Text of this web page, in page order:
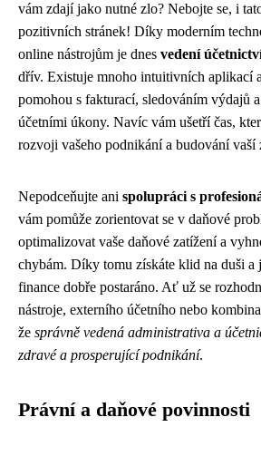
vám zdají jako nutné zlo? Nebojte se, i
pozitivních stránek! Díky moderním
online nástrojům je dnes vedení
dřív. Existuje mnoho intuitivních aplikací
pomohou s fakturací, sledováním výdajů
účetními úkony. Navíc vám ušetří čas,
rozvoji vašeho podnikání a budování vaší
Nepodceňujte ani spolupráci s
vám pomůže zorientovat se v daňové
optimalizovat vaše daňové zatížení a
chybám. Díky tomu získáte klid na duši a
finance dobře postaráno. Ať už se
nástroje, externího účetního nebo
že správně vedená administrativa a
zdravé a prosperující podnikání.
Právní a daňové povinnosti